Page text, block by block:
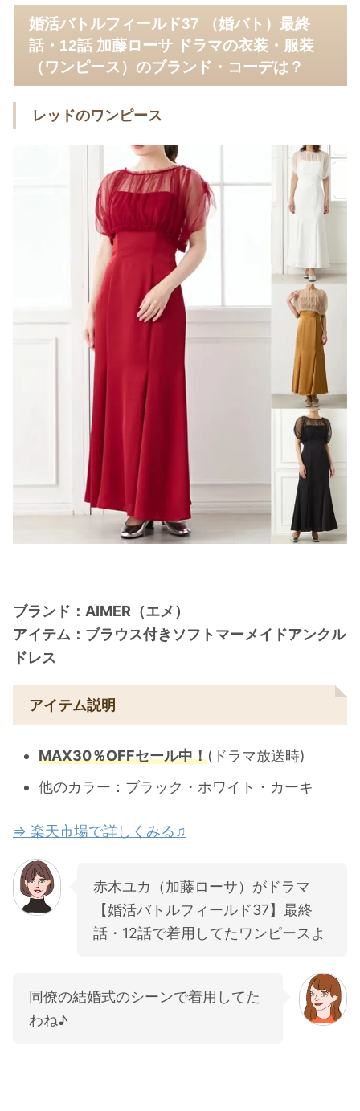
婚活バトルフィールド37 （婚バト）最終
話・12話 加藤ローサ ドラマの衣装・服装
（ワンピース）のブランド・コーデは？
レッドのワンピース
ブランド：AIMER（エメ）
アイテム：ブラウス付きソフトマーメイドアンクル
ドレス
アイテム説明
MAX30％OFFセール中！(ドラマ放送時)
他のカラー：ブラック・ホワイト・カーキ
⇒ 楽天市場で詳しくみる♫
赤木ユカ（加藤ローサ）がドラマ
【婚活バトルフィールド37】最終
話・12話で着用してたワンピースよ
同僚の結婚式のシーンで着用してた
わね♪